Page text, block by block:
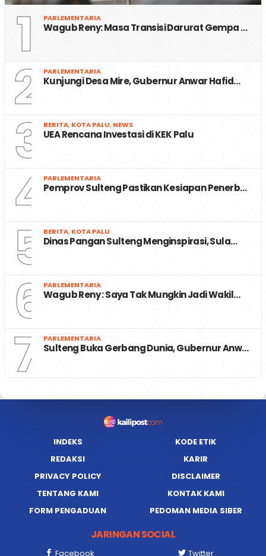
1 PARLEMENTARIA
Wagub Reny: Masa Transisi Darurat Gempa …
2 PARLEMENTARIA
Kunjungi Desa Mire, Gubernur Anwar Hafid…
3 BERITA, KOTA PALU, NEWS
UEA Rencana Investasi di KEK Palu
4 PARLEMENTARIA
Pemprov Sulteng Pastikan Kesiapan Penerb…
5 BERITA, KOTA PALU
Dinas Pangan Sulteng Menginspirasi, Sula…
6 PARLEMENTARIA
Wagub Reny : Saya Tak Mungkin Jadi Wakil…
7 PARLEMENTARIA
Sulteng Buka Gerbang Dunia, Gubernur Anw…
INDEKS
KODE ETIK
REDAKSI
KARIR
PRIVACY POLICY
DISCLAIMER
TENTANG KAMI
KONTAK KAMI
FORM PENGADUAN
PEDOMAN MEDIA SIBER
JARINGAN SOCIAL
Facebook Twitter